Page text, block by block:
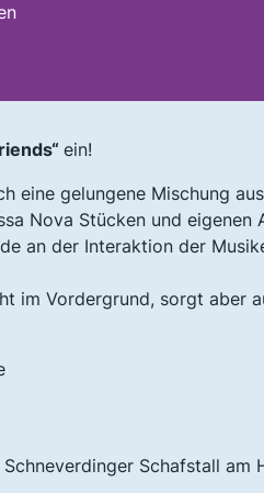
ein!
eine gelungene Mischung
Nova Stücken und eigenen
an der Interaktion der
im Vordergrund, sorgt aber
Schafstall am